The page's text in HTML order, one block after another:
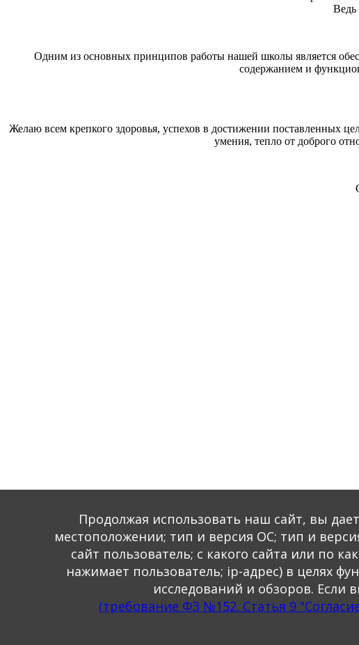
Ведь
Одним из основных принципов работы нашей школы является
содержанием и
Желаю всем крепкого здоровья, успехов в достижении поставленных
умения, тепло от доброго
(ссылка на видео)
Продолжая использовать наш сайт, вы
местоположении; тип и версия ОС; тип и
сайт пользователь; с какого сайта или по
нажимает пользователь; ip-адрес) в целях
исследований и обзоров. Если
(требование ФЗ №152. Статья 9